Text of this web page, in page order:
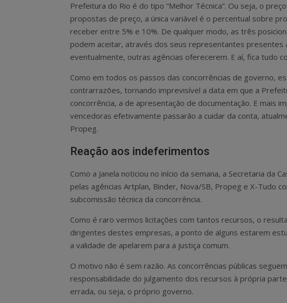
Prefeitura do Rio é do tipo “Melhor Técnica”. Ou seja, o
propostas de preço, a única variável é o percentual sobre
receber entre 5% e 10%. De qualquer modo, as três
podem aceitar, através dos seus representantes presentes
eventualmente, outras agências oferecerem. E aí, fica tudo
Como em todos os passos das concorrências de governo,
contrarrazões, tornando imprevisível a data em que a
concorrência, a de apresentação de documentação. E mais
vencedoras efetivamente passarão a cuidar da conta,
Propeg.
Reação aos indeferimentos
Como a Janela noticiou no início da semana, a Secretaria da
pelas agências Artplan, Binder, Nova/SB, Propeg e X-Tudo
subcomissão técnica da concorrência.
Como é raro vermos licitações com tantos recursos, o
dirigentes destes empresas, a ponto de alguns estarem
a validade de apelarem para a justiça comum.
O motivo não é sem razão. As concorrências públicas
responsabilidade do julgamento dos recursos à própria
errada, ou seja, o próprio governo.